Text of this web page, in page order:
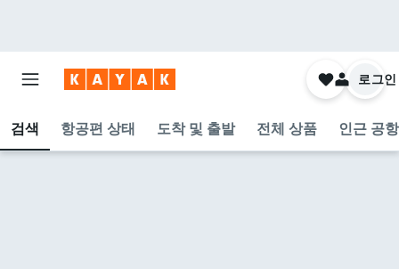
검색 항공편 상태 도착 및 출발 전체 상품 인근 공항
로그인